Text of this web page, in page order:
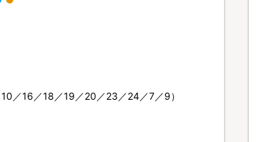
／16／18／19／20／23／24／7／9）